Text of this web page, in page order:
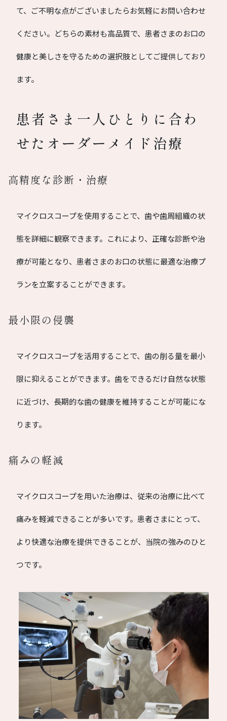
て、ご不明な点がございましたらお気軽にお問い合わせ
ください。どちらの素材も高品質で、患者さまのお口の
健康と美しさを守るための選択肢としてご提供しており
ます。
患者さま一人ひとりに合わ
せたオーダーメイド治療
高精度な診断・治療
マイクロスコープを使用することで、歯や歯周組織の状
態を詳細に観察できます。これにより、正確な診断や治
療が可能となり、患者さまのお口の状態に最適な治療プ
ランを立案することができます。
最小限の侵襲
マイクロスコープを活用することで、歯の削る量を最小
限に抑えることができます。歯をできるだけ自然な状態
に近づけ、長期的な歯の健康を維持することが可能にな
ります。
痛みの軽減
マイクロスコープを用いた治療は、従来の治療に比べて
痛みを軽減できることが多いです。患者さまにとって、
より快適な治療を提供できることが、当院の強みのひと
つです。